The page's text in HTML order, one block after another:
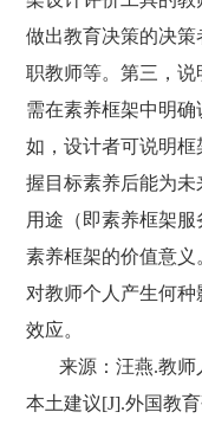
做出教育决策的决
职教师等。第三，
需在素养框架中明
如，设计者可说明
握目标素养后能为
用途（即素养框架
素养框架的价值意
对教师个人产生何
效应。
来源：汪燕.教师
本土建议[J].外国教育